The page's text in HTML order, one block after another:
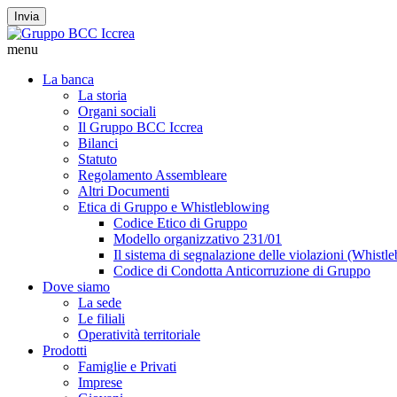
Invia
menu
La banca
La storia
Organi sociali
Il Gruppo BCC Iccrea
Bilanci
Statuto
Regolamento Assembleare
Altri Documenti
Etica di Gruppo e Whistleblowing
Codice Etico di Gruppo
Modello organizzativo 231/01
Il sistema di segnalazione delle violazioni
Codice di Condotta Anticorruzione di Gruppo
Dove siamo
La sede
Le filiali
Operatività territoriale
Prodotti
Famiglie e Privati
Imprese